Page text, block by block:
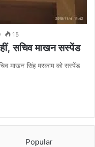
15
सचिव माखन सस्पेंड
माखन सिंह मरकाम को सस्पेंड
Popular